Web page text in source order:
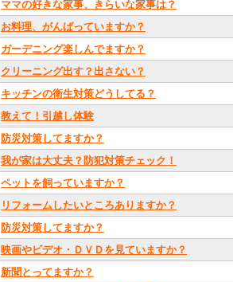
ママの好きな家事、きらいな家事は？
お料理、がんばっていますか？
ガーデニング楽しんでますか？
クリーニング出す？出さない？
キッチンの衛生対策どうしてる？
教えて！引越し体験
防災対策してますか？
我が家は大丈夫？防犯対策チェック！
ペットを飼っていますか？
リフォームしたいところありますか？
防災対策してますか？
映画やビデオ・ＤＶＤを見ていますか？
新聞とってますか？